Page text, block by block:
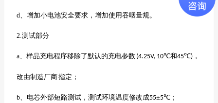
d 、增加小电池安全要求，增加使用吞咽量规。
2. 测试部分
a、样品充电程序移除了默认的充电参数 (4.25V, 10℃和45℃)，
改由制造厂商 指定；
b、电芯外部短路测试，测试环境温度修改成55±5℃；